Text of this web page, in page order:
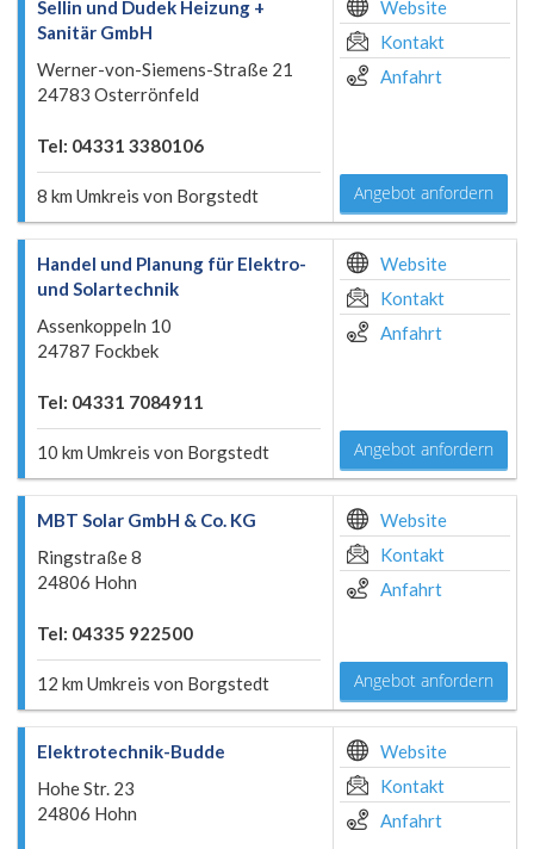
Sellin und Dudek Heizung +
Sanitär GmbH
Werner-von-Siemens-Straße 21
24783 Osterrönfeld
Tel: 04331 3380106
8 km Umkreis von Borgstedt
Website
Kontakt
Anfahrt
Angebot anfordern
Handel und Planung für Elektro-
und Solartechnik
Assenkoppeln 10
24787 Fockbek
Tel: 04331 7084911
10 km Umkreis von Borgstedt
Website
Kontakt
Anfahrt
Angebot anfordern
MBT Solar GmbH & Co. KG
Ringstraße 8
24806 Hohn
Tel: 04335 922500
12 km Umkreis von Borgstedt
Website
Kontakt
Anfahrt
Angebot anfordern
Elektrotechnik-Budde
Hohe Str. 23
24806 Hohn
Website
Kontakt
Anfahrt